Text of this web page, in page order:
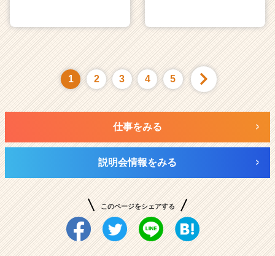
1 2 3 4 5
仕事をみる
説明会情報をみる
このページをシェアする